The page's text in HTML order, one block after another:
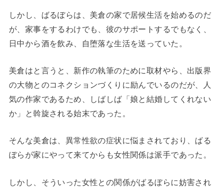
しかし、ばるぼらは、美倉の家で居候生活を始めるのだ
が、家事をするわけでも、彼のサポートするでもなく、
日中から酒を飲み、自堕落な生活を送っていた。
美倉はと言うと、新作の執筆のために取材やら、出版界
の大物とのコネクションづくりに励んでいるのだが、人
気の作家であるため、しばしば「娘と結婚してくれない
か」と斡旋される始末であった。
そんな美倉は、異常性欲の症状に悩まされており、ばる
ぼらが家にやって来てからも女性関係は派手であった。
しかし、そういった女性との関係がばるぼらに妨害され